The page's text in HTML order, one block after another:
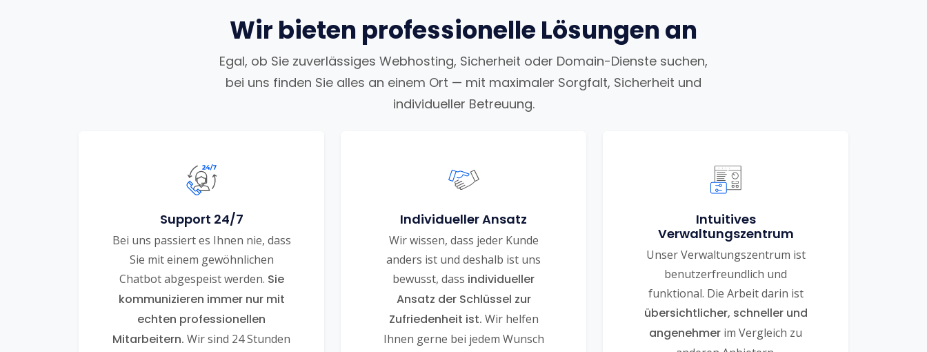
Wir bieten professionelle Lösungen an
Egal, ob Sie zuverlässiges Webhosting, Sicherheit oder Domain-Dienste suchen,
bei uns finden Sie alles an einem Ort — mit maximaler Sorgfalt, Sicherheit und
individueller Betreuung.
Support 24/7
Bei uns passiert es Ihnen nie, dass
Sie mit einem gewöhnlichen
Chatbot abgespeist werden. Sie
kommunizieren immer nur mit
echten professionellen
Mitarbeitern. Wir sind 24 Stunden
Individueller Ansatz
Wir wissen, dass jeder Kunde
anders ist und deshalb ist uns
bewusst, dass individueller
Ansatz der Schlüssel zur
Zufriedenheit ist. Wir helfen
Ihnen gerne bei jedem Wunsch
Intuitives
Verwaltungszentrum
Unser Verwaltungszentrum ist
benutzerfreundlich und
funktional. Die Arbeit darin ist
übersichtlicher, schneller und
angenehmer im Vergleich zu